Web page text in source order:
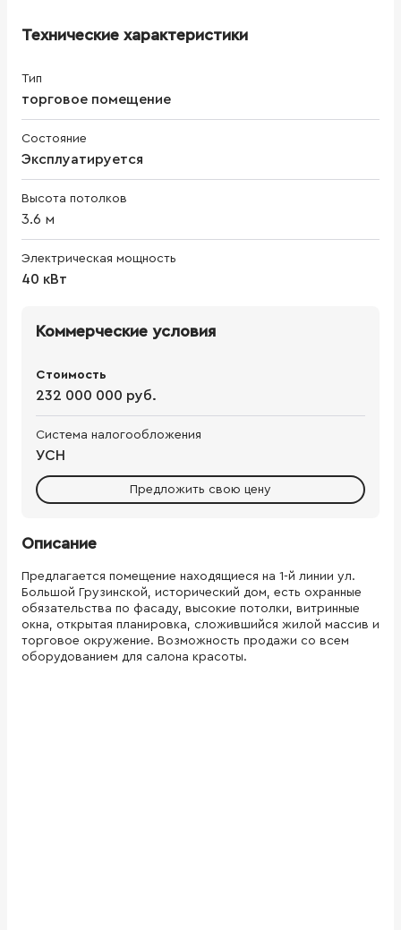
Технические характеристики
Тип
торговое помещение
Состояние
Эксплуатируется
Высота потолков
3.6 м
Электрическая мощность
40 кВт
Коммерческие условия
Стоимость
232 000 000 руб.
Система налогообложения
УСН
Предложить свою цену
Описание
Предлагается помещение находящиеся на 1-й линии ул.
Большой Грузинской, исторический дом, есть охранные
обязательства по фасаду, высокие потолки, витринные
окна, открытая планировка, сложившийся жилой массив и
торговое окружение. Возможность продажи со всем
оборудованием для салона красоты.